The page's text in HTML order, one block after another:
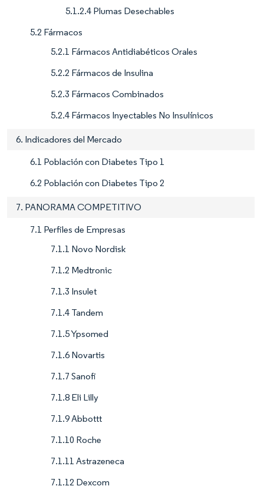
5.1.2.4 Plumas Desechables
5.2 Fármacos
5.2.1 Fármacos Antidiabéticos Orales
5.2.2 Fármacos de Insulina
5.2.3 Fármacos Combinados
5.2.4 Fármacos Inyectables No Insulínicos
6. Indicadores del Mercado
6.1 Población con Diabetes Tipo 1
6.2 Población con Diabetes Tipo 2
7. PANORAMA COMPETITIVO
7.1 Perfiles de Empresas
7.1.1 Novo Nordisk
7.1.2 Medtronic
7.1.3 Insulet
7.1.4 Tandem
7.1.5 Ypsomed
7.1.6 Novartis
7.1.7 Sanofi
7.1.8 Eli Lilly
7.1.9 Abbottt
7.1.10 Roche
7.1.11 Astrazeneca
7.1.12 Dexcom